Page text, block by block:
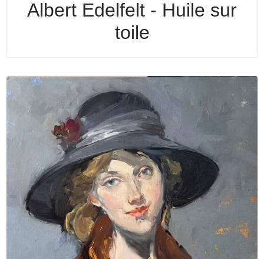
Albert Edelfelt - Huile sur
toile